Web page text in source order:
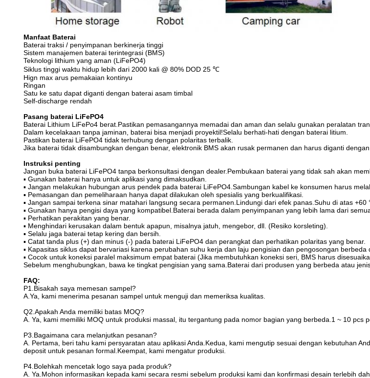
Manfaat Baterai
Baterai traksi / penyimpanan berkinerja tinggi
Sistem manajemen baterai terintegrasi (BMS)
Teknologi lithium yang aman (LiFePO4)
Siklus tinggi waktu hidup lebih dari 2000 kali @ 80% DOD 25 ℃
Hign max arus pemakaian kontinyu
Ringan
Satu ke satu dapat diganti dengan baterai asam timbal
Self-discharge rendah
Pasang baterai LiFePO4
Baterai Lithium LiFePo4 berat.Pastikan pemasangannya memadai dan aman dan selalu gunakan peralatan
Dalam kecelakaan tanpa jaminan, baterai bisa menjadi proyektil!Selalu berhati-hati dengan baterai litium.
Pastikan baterai LiFePO4 tidak terhubung dengan polaritas terbalik.
Jika baterai tidak disambungkan dengan benar, elektronik BMS akan rusak permanen dan harus diganti
Instruksi penting
Jangan buka baterai LiFePO4 tanpa berkonsultasi dengan dealer.Pembukaan baterai yang tidak sah akan
▪ Gunakan baterai hanya untuk aplikasi yang dimaksudkan.
▪ Jangan melakukan hubungan arus pendek pada baterai LiFePO4.Sambungan kabel ke konsumen harus
▪ Pemasangan dan pemeliharaan hanya dapat dilakukan oleh spesialis yang berkualifikasi.
▪ Jangan sampai terkena sinar matahari langsung secara permanen.Lindungi dari efek panas.Suhu di atas +60
▪ Gunakan hanya pengisi daya yang kompatibel.Baterai berada dalam penyimpanan yang lebih lama dari
▪ Perhatikan perakitan yang benar.
▪ Menghindari kerusakan dalam bentuk apapun, misalnya jatuh, mengebor, dll. (Resiko korsleting).
▪ Selalu jaga baterai tetap kering dan bersih.
▪ Catat tanda plus (+) dan minus (-) pada baterai LiFePO4 dan perangkat dan perhatikan polaritas yang benar.
▪ Kapasitas siklus dapat bervariasi karena perubahan suhu kerja dan laju pengisian dan pengosongan berbeda
▪ Cocok untuk koneksi paralel maksimum empat baterai (Jika membutuhkan koneksi seri, BMS harus
Sebelum menghubungkan, bawa ke tingkat pengisian yang sama.Baterai dari produsen yang berbeda atau
FAQ:
P1.Bisakah saya memesan sampel?
A.Ya, kami menerima pesanan sampel untuk menguji dan memeriksa kualitas.
Q2.Apakah Anda memiliki batas MOQ?
A. Ya, kami memiliki MOQ untuk produksi massal, itu tergantung pada nomor bagian yang berbeda.1 ~ 10
P3.Bagaimana cara melanjutkan pesanan?
A. Pertama, beri tahu kami persyaratan atau aplikasi Anda.Kedua, kami mengutip sesuai dengan kebutuhan
deposit untuk pesanan formal.Keempat, kami mengatur produksi.
P4.Bolehkah mencetak logo saya pada produk?
A. Ya.Mohon informasikan kepada kami secara resmi sebelum produksi kami dan konfirmasi desain terlebih